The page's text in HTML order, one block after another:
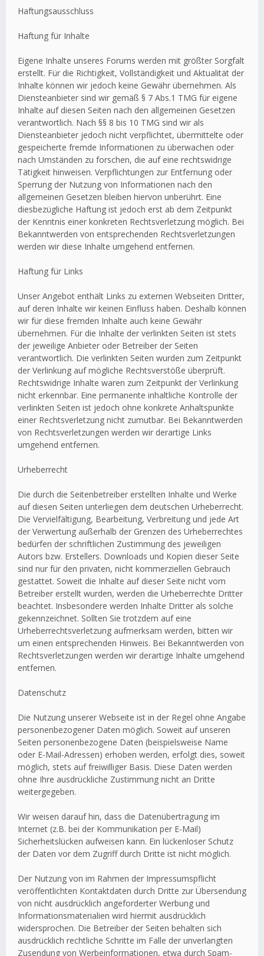
Haftungsausschluss
Haftung für Inhalte
Eigene Inhalte unseres Forums werden mit größter Sorgfalt
erstellt. Für die Richtigkeit, Vollständigkeit und Aktualität der
Inhalte können wir jedoch keine Gewähr übernehmen. Als
Diensteanbieter sind wir gemäß § 7 Abs.1 TMG für eigene
Inhalte auf diesen Seiten nach den allgemeinen Gesetzen
verantwortlich. Nach §§ 8 bis 10 TMG sind wir als
Diensteanbieter jedoch nicht verpflichtet, übermittelte oder
gespeicherte fremde Informationen zu überwachen oder
nach Umständen zu forschen, die auf eine rechtswidrige
Tätigkeit hinweisen. Verpflichtungen zur Entfernung oder
Sperrung der Nutzung von Informationen nach den
allgemeinen Gesetzen bleiben hiervon unberührt. Eine
diesbezügliche Haftung ist jedoch erst ab dem Zeitpunkt
der Kenntnis einer konkreten Rechtsverletzung möglich. Bei
Bekanntwerden von entsprechenden Rechtsverletzungen
werden wir diese Inhalte umgehend entfernen.
Haftung für Links
Unser Angebot enthält Links zu externen Webseiten Dritter,
auf deren Inhalte wir keinen Einfluss haben. Deshalb können
wir für diese fremden Inhalte auch keine Gewähr
übernehmen. Für die Inhalte der verlinkten Seiten ist stets
der jeweilige Anbieter oder Betreiber der Seiten
verantwortlich. Die verlinkten Seiten wurden zum Zeitpunkt
der Verlinkung auf mögliche Rechtsverstöße überprüft.
Rechtswidrige Inhalte waren zum Zeitpunkt der Verlinkung
nicht erkennbar. Eine permanente inhaltliche Kontrolle der
verlinkten Seiten ist jedoch ohne konkrete Anhaltspunkte
einer Rechtsverletzung nicht zumutbar. Bei Bekanntwerden
von Rechtsverletzungen werden wir derartige Links
umgehend entfernen.
Urheberrecht
Die durch die Seitenbetreiber erstellten Inhalte und Werke
auf diesen Seiten unterliegen dem deutschen Urheberrecht.
Die Vervielfältigung, Bearbeitung, Verbreitung und jede Art
der Verwertung außerhalb der Grenzen des Urheberrechtes
bedürfen der schriftlichen Zustimmung des jeweiligen
Autors bzw. Erstellers. Downloads und Kopien dieser Seite
sind nur für den privaten, nicht kommerziellen Gebrauch
gestattet. Soweit die Inhalte auf dieser Seite nicht vom
Betreiber erstellt wurden, werden die Urheberrechte Dritter
beachtet. Insbesondere werden Inhalte Dritter als solche
gekennzeichnet. Sollten Sie trotzdem auf eine
Urheberrechtsverletzung aufmerksam werden, bitten wir
um einen entsprechenden Hinweis. Bei Bekanntwerden von
Rechtsverletzungen werden wir derartige Inhalte umgehend
entfernen.
Datenschutz
Die Nutzung unserer Webseite ist in der Regel ohne Angabe
personenbezogener Daten möglich. Soweit auf unseren
Seiten personenbezogene Daten (beispielsweise Name
oder E-Mail-Adressen) erhoben werden, erfolgt dies, soweit
möglich, stets auf freiwilliger Basis. Diese Daten werden
ohne Ihre ausdrückliche Zustimmung nicht an Dritte
weitergegeben.
Wir weisen darauf hin, dass die Datenübertragung im
Internet (z.B. bei der Kommunikation per E-Mail)
Sicherheitslücken aufweisen kann. Ein lückenloser Schutz
der Daten vor dem Zugriff durch Dritte ist nicht möglich.
Der Nutzung von im Rahmen der Impressumspflicht
veröffentlichten Kontaktdaten durch Dritte zur Übersendung
von nicht ausdrücklich angeforderter Werbung und
Informationsmaterialien wird hiermit ausdrücklich
widersprochen. Die Betreiber der Seiten behalten sich
ausdrücklich rechtliche Schritte im Falle der unverlangten
Zusendung von Werbeinformationen, etwa durch Spam-